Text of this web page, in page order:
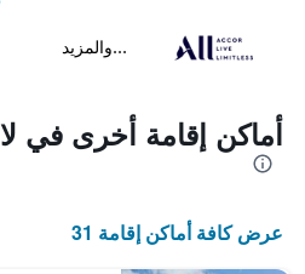
...والمزيد
أماكن إقامة أخرى في
عرض كافة أماكن إقامة 31